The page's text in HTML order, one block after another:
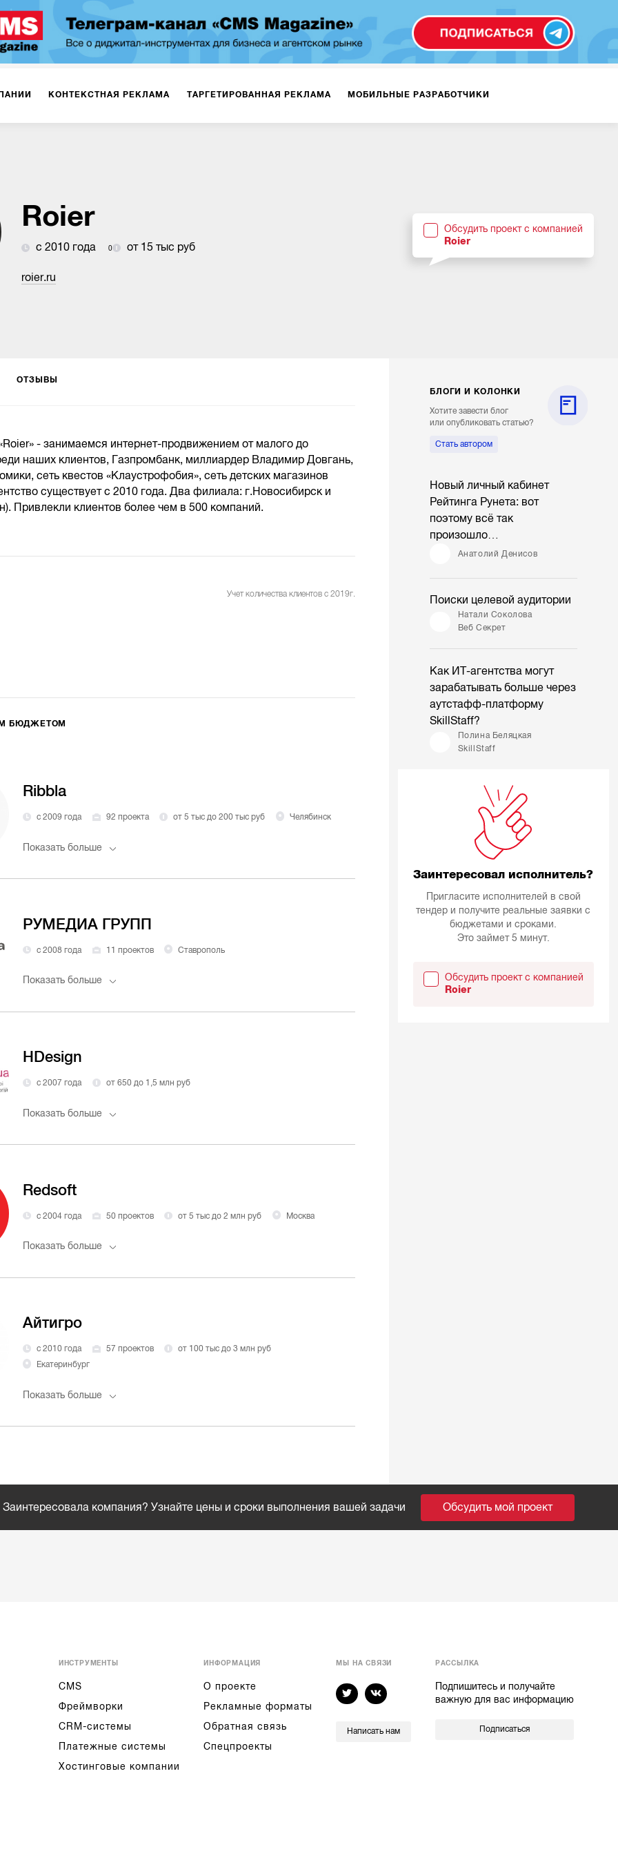
КОНТЕКСТНАЯ РЕКЛАМА ТАРГЕТИРОВАННАЯ РЕКЛАМА МОБИЛЬНЫЕ РАЗРАБОТЧИКИ
Roier
с 2010 года 0 от 15 тыс руб
roier.ru
Обсудить проект с компанией
Roier
ОТЗЫВЫ
- занимаемся интернет-продвижением от малого до
наших клиентов, Газпромбанк, миллиардер Владимир Довгань,
сеть квестов «Клаустрофобия», сеть детских магазинов
существует с 2010 года. Два филиала: г.Новосибирск и
Привлекли клиентов более чем в 500 компаний.
Учет количества клиентов с 2019г.
БЮДЖЕТОМ
Ribbla
с 2009 года 92 проекта от 5 тыс до 200 тыс руб Челябинск
Показать больше
РУМЕДИА ГРУПП
с 2008 года 11 проектов Ставрополь
Показать больше
HDesign
с 2007 года от 650 до 1,5 млн руб
Показать больше
Redsoft
с 2004 года 50 проектов от 5 тыс до 2 млн руб Москва
Показать больше
Айтигро
с 2010 года 57 проектов
от 100 тыс до 3 млн руб
Екатеринбург
Показать больше
БЛОГИ И КОЛОНКИ
Хотите завести блог
или опубликовать статью?
Стать автором
Новый личный кабинет
Рейтинга Рунета: вот
поэтому всё так
произошло…
Анатолий Денисов
Поиски целевой аудитории
Натали Соколова
Веб Секрет
Как ИТ-агентства могут
зарабатывать больше через
аутстафф-платформу
SkillStaff?
Полина Беляцкая
SkillStaff
Заинтересовал исполнитель?
Пригласите исполнителей в свой
тендер и получите реальные заявки с
бюджетами и сроками.
Это займет 5 минут.
Обсудить проект с компанией
Roier
Заинтересовала компания? Узнайте цены и сроки выполнения вашей задачи Обсудить мой проект
ИНСТРУМЕНТЫ
CMS
Фреймворки
CRM-системы
Платежные системы
Хостинговые компании
ИНФОРМАЦИЯ
О проекте
Рекламные форматы
Обратная связь
Спецпроекты
МЫ НА СВЯЗИ
Написать нам
РАССЫЛКА
Подпишитесь и получайте
важную для вас информацию
Подписаться